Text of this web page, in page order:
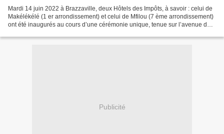
Mardi 14 juin 2022 à Brazzaville, deux Hôtels des Impôts, à savoir : celui de
Makélékélé (1 er arrondissement) et celui de Mfilou (7 ème arrondissement)
ont été inaugurés au cours d’une cérémonie unique, tenue sur l’avenue de
Publicité